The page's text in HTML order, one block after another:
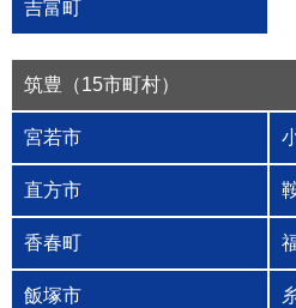
吉富町
筑豊（15市町村）
宮若市
直方市
香春町
飯塚市